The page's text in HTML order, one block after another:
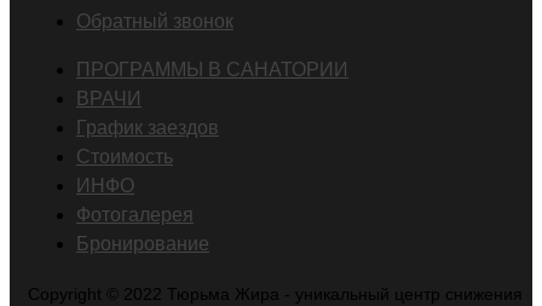
Обратный звонок
ПРОГРАММЫ В САНАТОРИИ
ВРАЧИ
График заездов
Стоимость
ИНФО
Фотогалерея
Бронирование
Copyright © 2022 Тюрьма Жира - уникальный центр снижения